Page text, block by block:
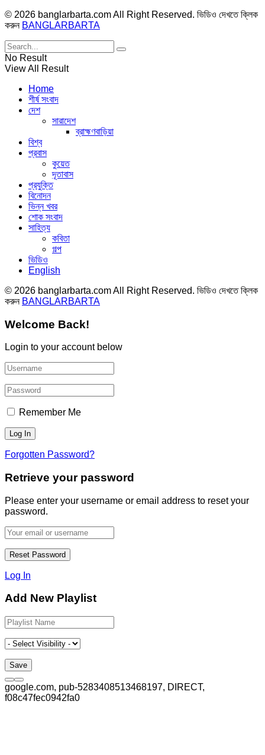
© 2026 banglarbarta.com All Right Reserved. ভিডিও দেখতে ক্লিক
করুন BANGLARBARTA
No Result
View All Result
Home
শীর্ষ সংবাদ
দেশ
সারাদেশ
ব্রাহ্মণবাড়িয়া
বিশ্ব
প্রবাস
কুয়েত
দূতাবাস
প্রযুক্তি
বিনোদন
ভিন্ন খবর
শোক সংবাদ
সাহিত্য
কবিতা
গল্প
ভিডিও
English
© 2026 banglarbarta.com All Right Reserved. ভিডিও দেখতে ক্লিক
করুন BANGLARBARTA
Welcome Back!
Login to your account below
Remember Me
Forgotten Password?
Retrieve your password
Please enter your username or email address to reset your
password.
Log In
Add New Playlist
google.com, pub-5283408513468197, DIRECT,
f08c47fec0942fa0